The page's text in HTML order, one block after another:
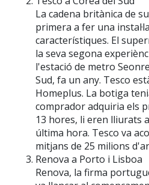
La cadena britànica de
primera a fer una
característiques. El
la seva segona
l'estació de metro
Sud, fa un any. Tesco
Homeplus. La botiga
comprador adquiria els
13 hores, li eren lliurats
última hora. Tesco va
mitjans de 25 milions
Renova a Porto i Lisboa
Renova, la firma